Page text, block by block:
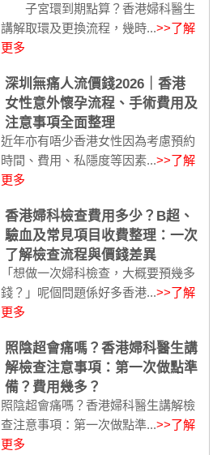
子宮環到期點算？香港婦科醫生
講解取環及更換流程，幾時...>>了解
更多
深圳無痛人流價錢2026｜香港
女性意外懷孕流程、手術費用及
注意事項全面整理
近年亦有唔少香港女性因為考慮預約
時間、費用、私隱度等因素...>>了解
更多
香港婦科檢查費用多少？B超、
驗血及常見項目收費整理：一次
了解檢查流程與價錢差異
「想做一次婦科檢查，大概要預幾多
錢？」呢個問題係好多香港...>>了解
更多
照陰超會痛嗎？香港婦科醫生講
解檢查注意事項：第一次做點準
備？費用幾多？
照陰超會痛嗎？香港婦科醫生講解檢
查注意事項：第一次做點準...>>了解
更多